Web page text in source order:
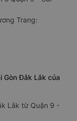
Trang:
Gòn Đắk Lắk của
Lắk từ Quận 9 -